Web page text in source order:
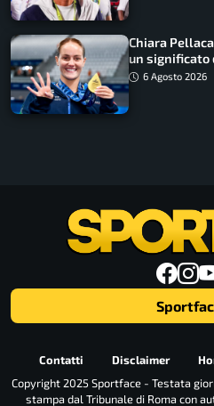
Chiara
un significato
qualità”
6 Agosto 2026
Contatti Disclaimer
Copyright 2025 Sportface - Testata
stampa dal Tribunale di Roma con